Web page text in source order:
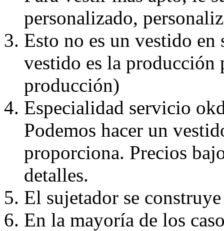
personalizado,
Esto no es un vestido
vestido es la producción
producción)
Especialidad servicio
Podemos hacer un
proporciona. Precios
detalles.
El sujetador se
En la mayoría de los